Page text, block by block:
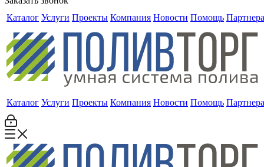
Каталог Услуги Проекты Компания Новости Помощь
Каталог Услуги Проекты Компания Новости Помощь